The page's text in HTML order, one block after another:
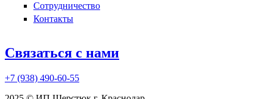
Сотрудничество
Контакты
Связаться с нами
+7 (938) 490-60-55